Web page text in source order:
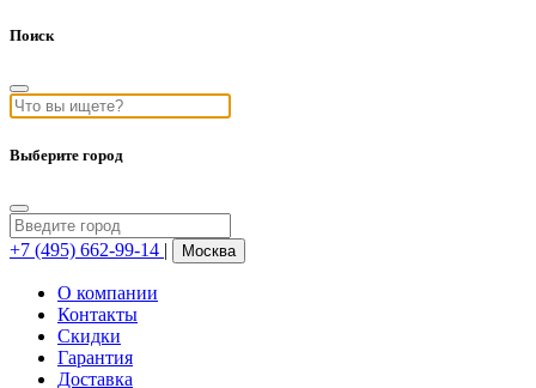
Поиск
Выберите город
+7 (495) 662-99-14 | Москва
О компании
Контакты
Скидки
Гарантия
Доставка